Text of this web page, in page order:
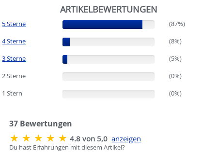
ARTIKELBEWERTUNGEN
5 Sterne (87%)
(87%)
4 Sterne
(8%)
(8%)
3 Sterne
(5%)
(5%)
2 Sterne
(0%)
1 Stern
(0%)
37 Bewertungen
4.8 von 5,0 anzeigen
Du hast Erfahrungen mit diesem Artikel?